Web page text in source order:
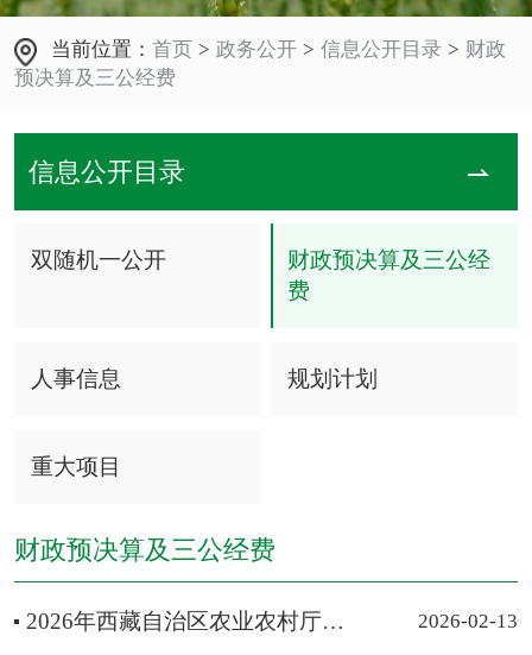
当前位置：首页 > 政务公开 > 信息公开目录 > 财政
预决算及三公经费
信息公开目录
双随机一公开
财政预决算及三公经
费
人事信息 规划计划
重大项目
财政预决算及三公经费
2026年西藏自治区农业农村厅（厅机关）部门预算 2026-02-13